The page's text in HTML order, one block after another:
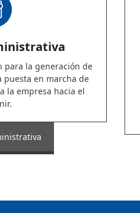
para la generación de
puesta en marcha de
la empresa hacia el